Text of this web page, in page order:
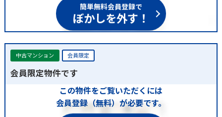
簡単無料会員登録で
ぼかしを外す！
中古マンション 会員限定
会員限定物件です
この物件をご覧いただくには
会員登録（無料）が必要です。